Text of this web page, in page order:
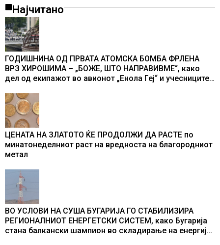
Најчитано
ГОДИШНИНА ОД ПРВАТА АТОМСКА БОМБА ФРЛЕНА
ВРЗ ХИРОШИМА – „БОЖЕ, ШТО НАПРАВИВМЕ“, како
дел од екипажот во авионот „Енола Геј“ и учесниците
промени текот на историјата
ЦЕНАТА НА ЗЛАТОТО ЌЕ ПРОДОЛЖИ ДА РАСТЕ по
минатонеделниот раст на вредноста на благородниот
метал
ВО УСЛОВИ НА СУША БУГАРИЈА ГО СТАБИЛИЗИРА
РЕГИОНАЛНИОТ ЕНЕРГЕТСКИ СИСТЕМ, како Бугарија
стана балкански шампион во складирање на енергија